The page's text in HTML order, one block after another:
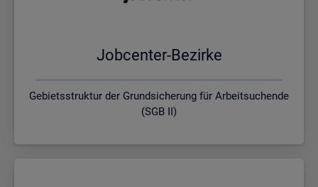
Job­cen­ter-Be­zir­ke
Gebietsstruktur der Grundsicherung für Arbeitsuchende
(SGB II)